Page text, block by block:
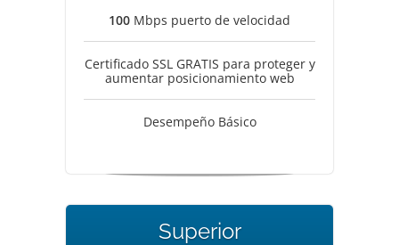
100 Mbps puerto de velocidad
Certificado SSL GRATIS para proteger y
aumentar posicionamiento web
Desempeño Básico
Superior